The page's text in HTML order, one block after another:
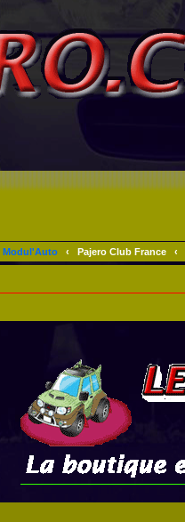
Modul'Auto ‹ Pajero Club France ‹